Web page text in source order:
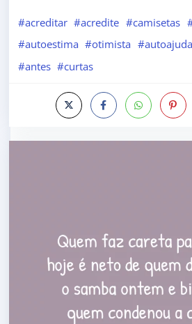
#acreditar #acredite #camisetas
#autoestima #otimista #autoajuda
#antes #curtas